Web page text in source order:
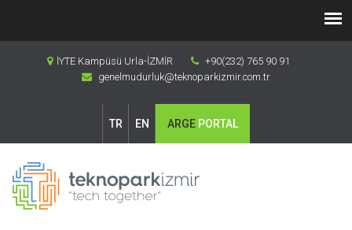
İYTE Kampüsü Urla-İZMİR
+90(232) 765 90 91
genelmudurluk@teknoparkizmir.com.tr
TR EN ARGE PORTAL